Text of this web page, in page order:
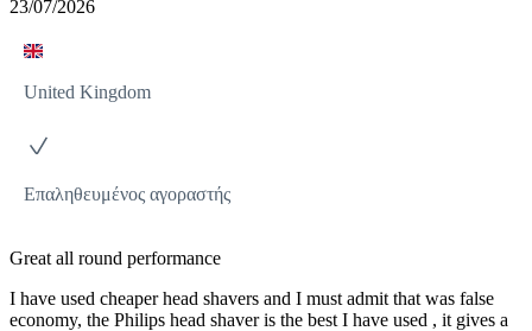
23/07/2026
United Kingdom
Επαληθευμένος αγοραστής
Great all round performance
I have used cheaper head shavers and I must admit that was false
economy, the Philips head shaver is the best I have used , it gives a